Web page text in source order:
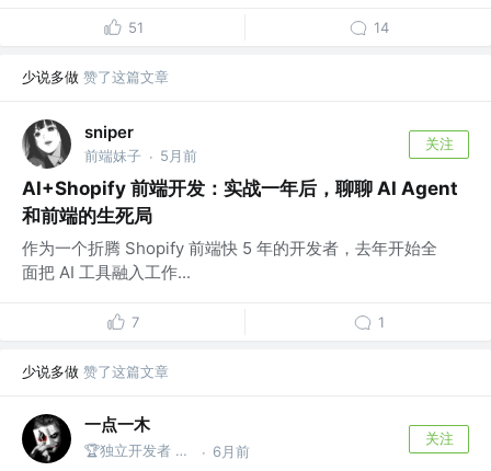
51 14
少说多做 赞了这篇文章
sniper
前端妹子 · 5月前
关注
AI+Shopify 前端开发：实战一年后，聊聊 AI Agent
和前端的生死局
作为一个折腾 Shopify 前端快 5 年的开发者，去年开始全
面把 AI 工具融入工作...
7 1
少说多做 赞了这篇文章
一点一木
🏆独立开发者 @想自己开个公司 · 6月前
关注